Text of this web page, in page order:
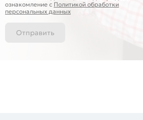
ознакомление c Политикой обработки
персональных данных
Отправить